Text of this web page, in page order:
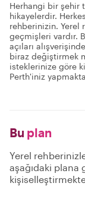
Herhangi bir şehir
hikayelerdir.
rehberinizin. Yerel
geçmişleri vardır.
açıları
biraz değiştirmek
isteklerinize göre
Perth'iniz
Bu plan
Yerel
aşağıdaki plana